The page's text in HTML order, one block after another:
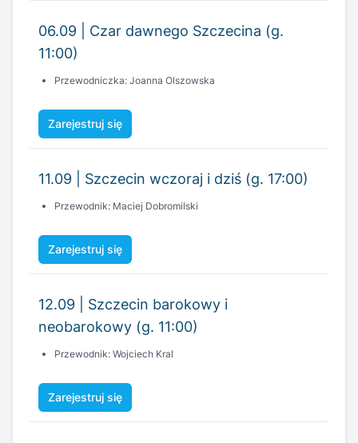
06.09 | Czar dawnego Szczecina (g.
11:00)
Przewodniczka: Joanna Olszowska
Zarejestruj się
11.09 | Szczecin wczoraj i dziś (g. 17:00)
Przewodnik: Maciej Dobromilski
Zarejestruj się
12.09 | Szczecin barokowy i
neobarokowy (g. 11:00)
Przewodnik: Wojciech Kral
Zarejestruj się